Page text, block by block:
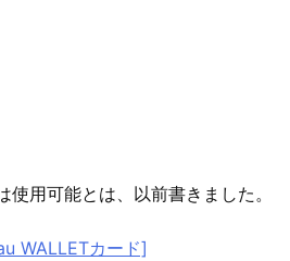
使用可能とは、以前書きました。
WALLETカード]